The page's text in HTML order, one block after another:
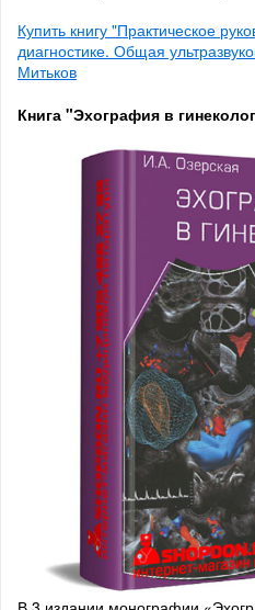
Купить книгу "Практическое
диагностике. Общая
Митьков
Книга "Эхография в